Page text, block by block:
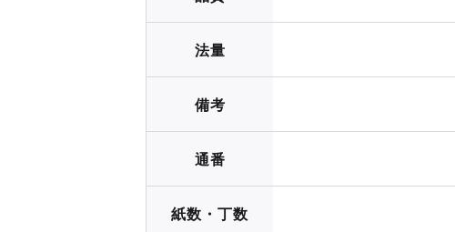
法量
備考
通番
紙数・丁数